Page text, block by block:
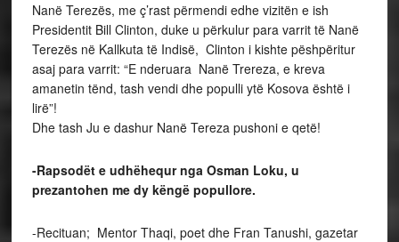
Nanë Terezës, me ç’rast përmendi edhe vizitën e ish
Presidentit Bill Clinton, duke u përkulur para varrit të Nanë
Terezës në Kallkuta të Indisë, Clinton i kishte pëshpëritur
asaj para varrit: “E nderuara Nanë Trereza, e kreva
amanetin tënd, tash vendi dhe populli ytë Kosova është i
lirë”!
Dhe tash Ju e dashur Nanë Tereza pushoni e qetë!
-Rapsodët e udhëhequr nga Osman Loku, u
prezantohen me dy këngë popullore.
-Recituan; Mentor Thaqi, poet dhe Fran Tanushi, gazetar